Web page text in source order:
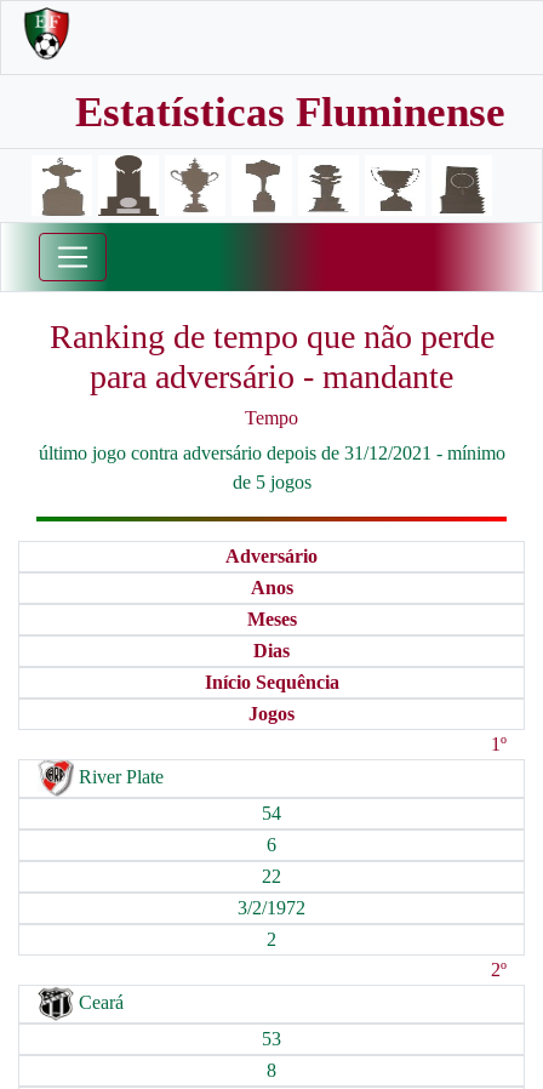
Estatísticas Fluminense
Ranking de tempo que não perde
para adversário - mandante
Tempo
último jogo contra adversário depois de 31/12/2021 - mínimo
de 5 jogos
Adversário
Anos
Meses
Dias
Início Sequência
Jogos
1º
River Plate
54
6
22
3/2/1972
2
2º
Ceará
53
8